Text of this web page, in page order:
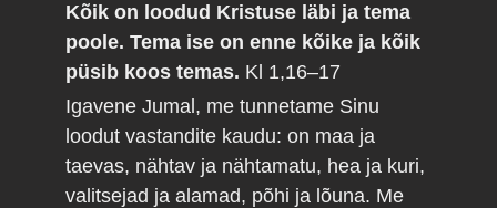
Kõik on loodud Kristuse läbi ja tema
poole. Tema ise on enne kõike ja kõik
püsib koos temas. Kl 1,16–17
Igavene Jumal, me tunnetame Sinu
loodut vastandite kaudu: on maa ja
taevas, nähtav ja nähtamatu, hea ja kuri,
valitsejad ja alamad, põhi ja lõuna. Me